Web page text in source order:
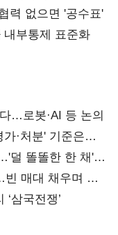
력 없으면 '공수표'
내부통제 표준화
…로봇·AI 등 논의
·처분' 기준은
덜 똘똘한 한 채'
매대 채우며 문
삼국전쟁’